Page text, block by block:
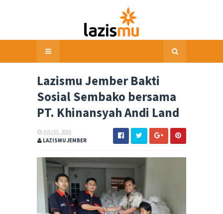
Lazismu Jember Bakti
Sosial Sembako bersama
PT. Khinansyah Andi Land
JULI 01, 2016
LAZISMU JEMBER